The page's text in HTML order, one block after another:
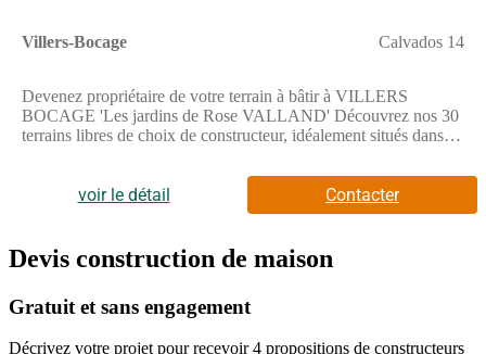
Villers-Bocage Calvados 14
Devenez propriétaire de votre terrain à bâtir à VILLERS
BOCAGE 'Les jardins de Rose VALLAND' Découvrez nos 30
terrains libres de choix de constructeur, idéalement situés dans
commerces, écoles et services et à seulement 25 min de
CAENTerrains à partir de 57 900 Faites construire vote maison
dans un cadre de vie familial, apaisé et favorable au bien-vivre
espaces de convivialité, respectant l'ensemble de notre charte
environnementale, afin que votre projet de construction y trouve
complémentaires, prenez contact avec nous !
voir le détail Contacter
Devis construction de maison
Gratuit et sans engagement
Décrivez votre projet pour recevoir 4 propositions de constructeurs